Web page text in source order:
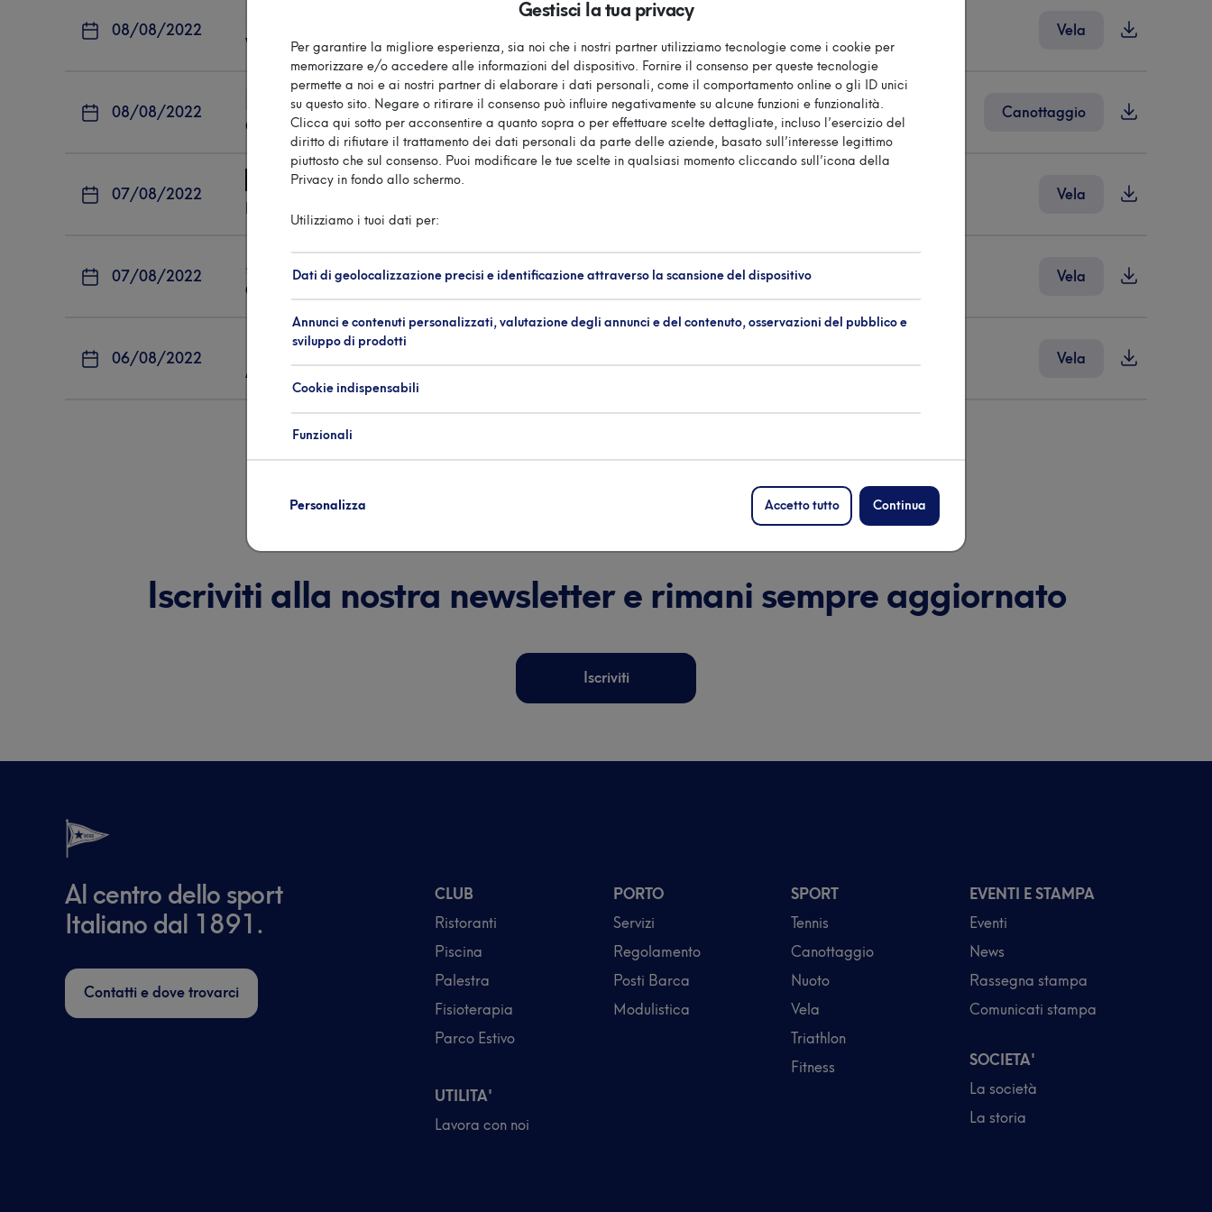
Vela, argento mondiale nella classe 29er nelle acque di Barcellona
08/08/2022 Vela
L'Adigetto
Coupe de la Jeunesse: 2 ori per il Quattro di coppia Canottieri
08/08/2022 Canottaggio
Vento e Vele - La Gazzetta dello Sport
07/08/2022 Vela
Campionato Mondiale 29er: gli azzurri Demurtas-Santi conquistano l’argento
07/08/2022 Vela
Press Mare Italia
A Barcellona Demurtas-Santi si laureano vicecampioni mondiali 29er
06/08/2022 Vela
Precedente 1 ... 83 84 85 ... 116 Successivo
Iscriviti alla nostra newsletter e rimani sempre aggiornato
Iscriviti
Al centro dello sport
Italiano dal 1891.
Contatti e dove trovarci
CLUB
Ristoranti
Piscina
Palestra
Fisioterapia
Parco Estivo
UTILITA'
Lavora con noi
PORTO
Servizi
Regolamento
Posti Barca
Modulistica
SPORT
Tennis
Canottaggio
Nuoto
Vela
Triathlon
Fitness
EVENTI E STAMPA
Eventi
News
Rassegna stampa
Comunicati stampa
SOCIETA'
La società
La storia
Gestisci la tua privacy
Per garantire la migliore esperienza, sia noi che i nostri partner utilizziamo tecnologie come i cookie per
memorizzare e/o accedere alle informazioni del dispositivo. Fornire il consenso per queste tecnologie
permette a noi e ai nostri partner di elaborare i dati personali, come il comportamento online o gli ID unici
su questo sito. Negare o ritirare il consenso può influire negativamente su alcune funzioni e funzionalità.
Clicca qui sotto per acconsentire a quanto sopra o per effettuare scelte dettagliate, incluso l’esercizio del
diritto di rifiutare il trattamento dei dati personali da parte delle aziende, basato sull’interesse legittimo
piuttosto che sul consenso. Puoi modificare le tue scelte in qualsiasi momento cliccando sull’icona della
Privacy in fondo allo schermo.
Utilizziamo i tuoi dati per:
Dati di geolocalizzazione precisi e identificazione attraverso la scansione del dispositivo
Annunci e contenuti personalizzati, valutazione degli annunci e del contenuto, osservazioni del pubblico e
sviluppo di prodotti
Cookie indispensabili
Funzionali
Personalizza Accetto tutto Continua